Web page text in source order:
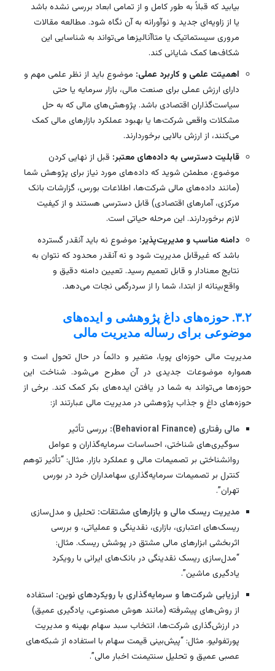
بیابید که قبلاً به طور کامل و از تمامی ابعاد بررسی نشده باشد
یا از زاویه‌ای جدید و نوآورانه به آن نگاه شود. مطالعه مقالات
مروری سیستماتیک یا متاآنالیزها می‌تواند به شناسایی این
شکاف‌ها کمک شایانی کند.
اهمیتت علمی و کاربرد عملی:موضوع باید از نظر علمی مهم و
دارای ارزش عملی برای صنعت مالی، بازار سرمایه یا حتی
سیاست‌گذاران اقتصادی باشد. پژوهش‌های مالی که به حل
مشکلات واقعی شرکت‌ها یا بهبود عملکرد بازارهای مالی کمک
می‌کنند، از ارزش بالایی برخوردارند.
قابلیت دسترسی به داده‌های معتبر:قبل از نهایی کردن
موضوع، مطمئن شوید که داده‌های مورد نیاز برای پژوهش شما
(مانند داده‌های مالی شرکت‌ها، اطلاعات بورس، گزارشات بانک
مرکزی، آمارهای اقتصادی) قابل دسترسی هستند و از کیفیت
لازم برخوردارند. این مرحله حیاتی است.
دامنه مناسب و مدیریت‌پذیر:موضوع نه باید آنقدر گسترده
باشد که غیرقابل مدیریت شود و نه آنقدر محدود که نتوان به
نتایج معنادار و قابل تعمیم رسید. تعیین دامنه دقیق و
واقع‌بینانه از ابتدا، شما را از سردرگمی نجات می‌دهد.
۳.۲. حوزه‌های داغ پژوهشی و ایده‌های
موضوعی برای رساله مدیریت مالی
مدیریت مالی حوزه‌ای پویا، متغیر و دائماً در حال تحول است و
همواره موضوعات جدیدی در آن مطرح می‌شود. شناخت این
حوزه‌ها می‌تواند به شما در یافتن ایده‌های بکر کمک کند. برخی از
حوزه‌های داغ و جذاب پژوهشی در مدیریت مالی عبارتند از:
مالی رفتاری (Behavioral Finance):
بررسی تأثیر
سوگیری‌های شناختی، احساسات سرمایه‌گذاران و عوامل
روانشناختی بر تصمیمات مالی و عملکرد بازار. مثال: “تأثیر توهم
کنترل بر تصمیمات سرمایه‌گذاری سهامداران خرد در بورس
تهران”.
مدیریت ریسک مالی و بازارهای مشتقات:تحلیل و مدل‌سازی
ریسک‌های اعتباری، بازاری، نقدینگی و عملیاتی، و بررسی
اثربخشی ابزارهای مالی مشتق در پوشش ریسک. مثال:
“مدل‌سازی ریسک نقدینگی در بانک‌های ایرانی با رویکرد
یادگیری ماشین”.
ارزیابی شرکت‌ها و سرمایه‌گذاری با رویکردهای نوین: استفاده
از روش‌های پیشرفته (مانند هوش مصنوعی، یادگیری عمیق)
در ارزش‌گذاری شرکت‌ها، انتخاب سبد سهام بهینه و مدیریت
پورتفولیو. مثال: “پیش‌بینی قیمت سهام با استفاده از شبکه‌های
عصبی عمیق و تحلیل سنتیمنت اخبار مالی”.